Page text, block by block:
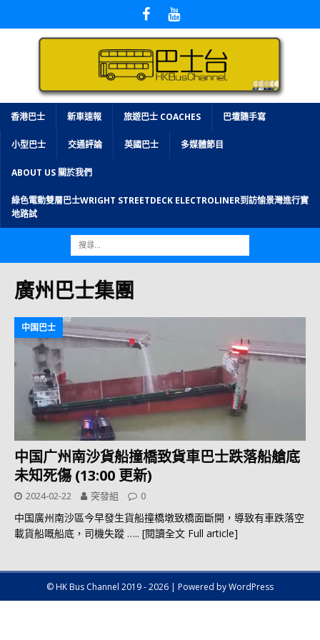
香港巴士 新車速報 旅遊巴士 COACHES 巴壇隨手寫
小型巴士 交通評論 英國巴士 多媒體節目
ABOUT US 關於我們
綠色電動雙層巴士WRIGHT STREETDECK ELECTROLINER到訪愉景灣進行實
地路試
廣州巴士集團
中国巴士
中国广州南沙貨船撞橋致貨車巴士跌落船艙底
未知死傷 (13:00 更新)
2024-02-22 突發組 0
中国廣州南沙區今早發生貨船撞橋墩致橋面斷開，導致有車跌落空
載貨船嘅船底，司機失蹤 ….. [閱讀全文 Full article]
© HK Bus Channel 2019 - 2026 | Powered by WordPress